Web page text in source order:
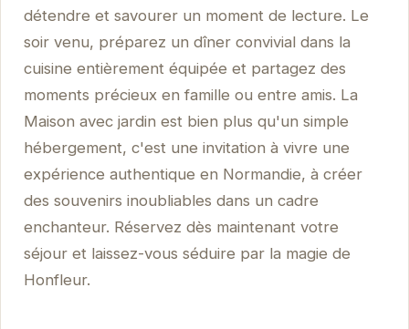
détendre et savourer un moment de lecture. Le
soir venu, préparez un dîner convivial dans la
cuisine entièrement équipée et partagez des
moments précieux en famille ou entre amis. La
Maison avec jardin est bien plus qu'un simple
hébergement, c'est une invitation à vivre une
expérience authentique en Normandie, à créer
des souvenirs inoubliables dans un cadre
enchanteur. Réservez dès maintenant votre
séjour et laissez-vous séduire par la magie de
Honfleur.